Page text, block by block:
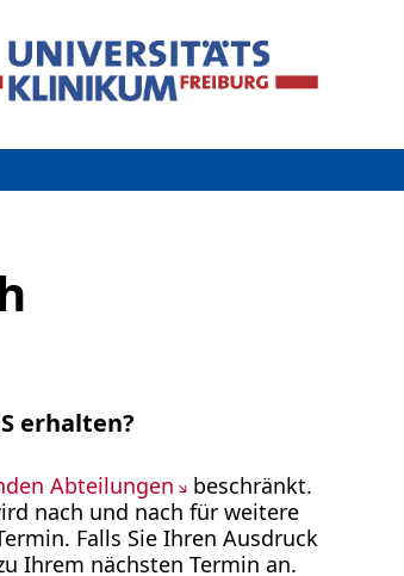
erhalten?
Abteilungen
beschränkt.
nach und nach für weitere
Falls Sie Ihren Ausdruck
Ihrem nächsten Termin an.